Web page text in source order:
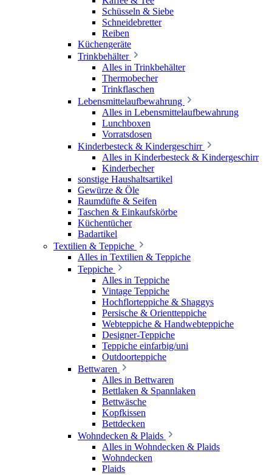
Schüsseln & Siebe
Schneidebretter
Reiben
Küchengeräte
Trinkbehälter
Alles in Trinkbehälter
Thermobecher
Trinkflaschen
Lebensmittelaufbewahrung
Alles in Lebensmittelaufbewahrung
Lunchboxen
Vorratsdosen
Kinderbesteck & Kindergeschirr
Alles in Kinderbesteck & Kindergeschirr
Kinderbecher
sonstige Haushaltsartikel
Gewürze & Öle
Raumdüfte & Seifen
Taschen & Einkaufskörbe
Küchentücher
Badartikel
Textilien & Teppiche
Alles in Textilien & Teppiche
Teppiche
Alles in Teppiche
Vintage Teppiche
Hochflorteppiche & Shaggys
Persische & Orientteppiche
Webteppiche & Handwebteppiche
Designer-Teppiche
Teppiche einfarbig/uni
Outdoorteppiche
Bettwaren
Alles in Bettwaren
Bettlaken & Spannlaken
Bettwäsche
Kopfkissen
Bettdecken
Wohndecken & Plaids
Alles in Wohndecken & Plaids
Wohndecken
Plaids